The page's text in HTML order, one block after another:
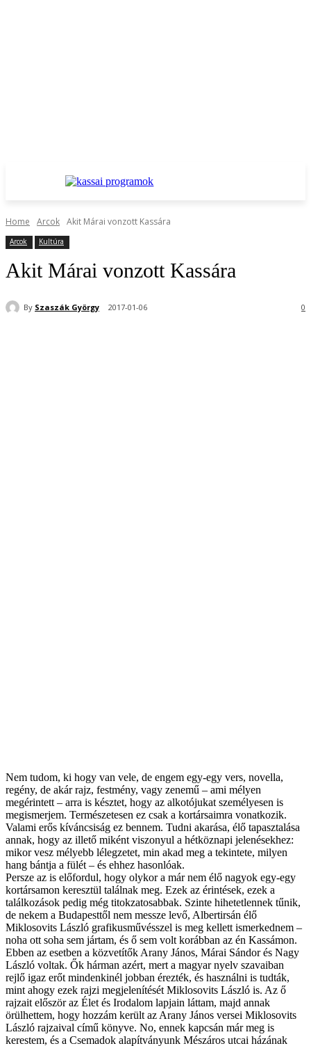
Home Arcok Akit Márai vonzott Kassára
Arcok Kultúra
Akit Márai vonzott Kassára
By Szaszák György 2017-01-06 0
Nem tudom, ki hogy van vele, de engem egy-egy vers, novella,
regény, de akár rajz, festmény, vagy zenemű – ami mélyen
megérintett – arra is késztet, hogy az alkotójukat személyesen is
megismerjem. Természetesen ez csak a kortársaimra vonatkozik.
Valami erős kíváncsiság ez bennem. Tudni akarása, élő tapasztalása
annak, hogy az illető miként viszonyul a hétköznapi jelenésekhez:
mikor vesz mélyebb lélegzetet, min akad meg a tekintete, milyen
hang bántja a fülét – és ehhez hasonlóak.
Persze az is előfordul, hogy olykor a már nem élő nagyok egy-egy
kortársamon keresztül találnak meg. Ezek az érintések, ezek a
találkozások pedig még titokzatosabbak. Szinte hihetetlennek tűnik,
de nekem a Budapesttől nem messze levő, Albertirsán élő
Miklosovits László grafikusművésszel is meg kellett ismerkednem –
noha ott soha sem jártam, és ő sem volt korábban az én Kassámon.
Ebben az esetben a közvetítők Arany János, Márai Sándor és Nagy
László voltak. Ők hárman azért, mert a magyar nyelv szavaiban
rejlő igaz erőt mindenkinél jobban érezték, és használni is tudták,
mint ahogy ezek rajzi megjelenítését Miklosovits László is. Az ő
rajzait először az Élet és Irodalom lapjain láttam, majd annak
örülhettem, hogy hozzám került az Arany János versei Miklosovits
László rajzaival című könyve. No, ennek kapcsán már meg is
kerestem, és a Csemadok alapítványunk Mészáros utcai házának